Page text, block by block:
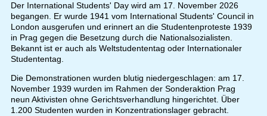
Der International Students' Day wird am 17. November 2026
begangen. Er wurde 1941 vom International Students' Council in
London ausgerufen und erinnert an die Studentenproteste 1939
in Prag gegen die Besetzung durch die Nationalsozialisten.
Bekannt ist er auch als Weltstudententag oder Internationaler
Studententag.
Die Demonstrationen wurden blutig niedergeschlagen: am 17.
November 1939 wurden im Rahmen der Sonderaktion Prag
neun Aktivisten ohne Gerichtsverhandlung hingerichtet. Über
1.200 Studenten wurden in Konzentrationslager gebracht.